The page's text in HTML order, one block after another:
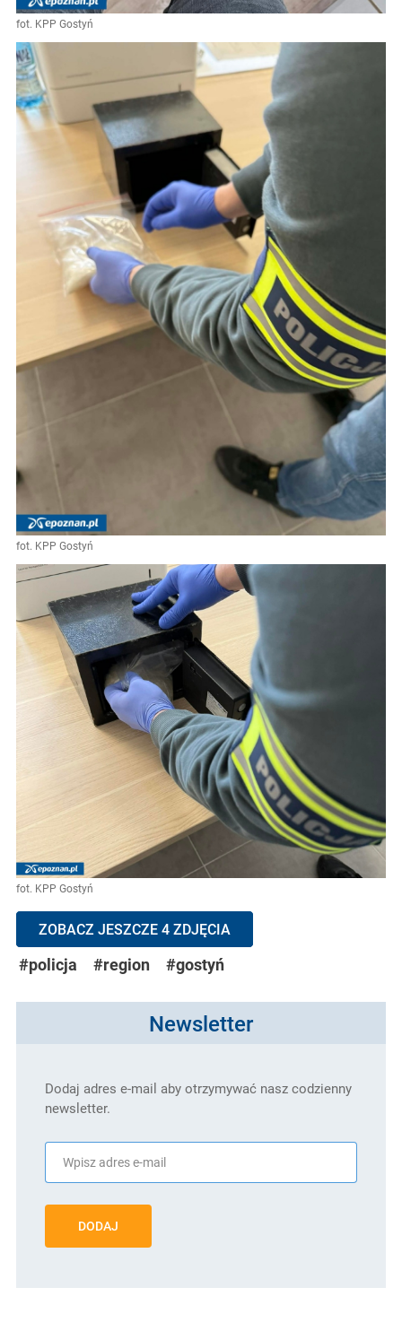
fot. KPP Gostyń
fot. KPP Gostyń
fot. KPP Gostyń
ZOBACZ JESZCZE 4 ZDJĘCIA
#policja #region #gostyń
Newsletter
Dodaj adres e-mail aby otrzymywać nasz codzienny
newsletter.
DODAJ